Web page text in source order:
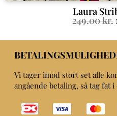
Laura
249.00kr.
Vi tager imod stort set alle
angående betaling, så tag fat i